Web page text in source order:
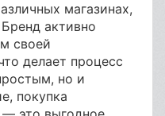
магазинах,
активно
своей
делает процесс
но и
покупка